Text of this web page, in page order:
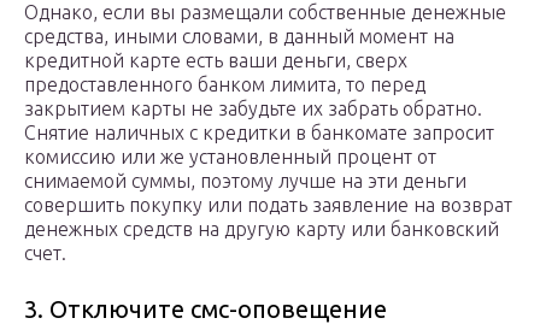
Однако, если вы размещали собственные денежные
средства, иными словами, в данный момент на
кредитной карте есть ваши деньги, сверх
предоставленного банком лимита, то перед
закрытием карты не забудьте их забрать обратно.
Снятие наличных с кредитки в банкомате запросит
комиссию или же установленный процент от
снимаемой суммы, поэтому лучше на эти деньги
совершить покупку или подать заявление на возврат
денежных средств на другую карту или банковский
счет.
3. Отключите смс-оповещение